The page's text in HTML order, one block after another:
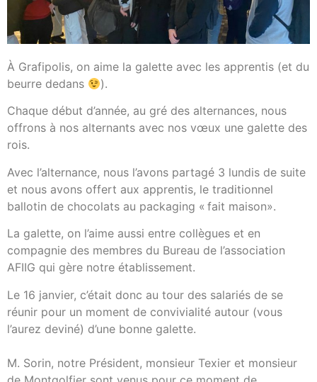
À Grafipolis, on aime la galette avec les apprentis (et du
beurre dedans
).
Chaque début d’année, au gré des alternances, nous
offrons à nos alternants avec nos vœux une galette des
rois.
Avec l’alternance, nous l’avons partagé 3 lundis de suite
et nous avons offert aux apprentis, le traditionnel
ballotin de chocolats au packaging « fait maison».
La galette, on l’aime aussi entre collègues et en
compagnie des membres du Bureau de l’association
AFIIG qui gère notre établissement.
Le 16 janvier, c’était donc au tour des salariés de se
réunir pour un moment de convivialité autour (vous
l’aurez deviné) d’une bonne galette.
M. Sorin, notre Président, monsieur Texier et monsieur